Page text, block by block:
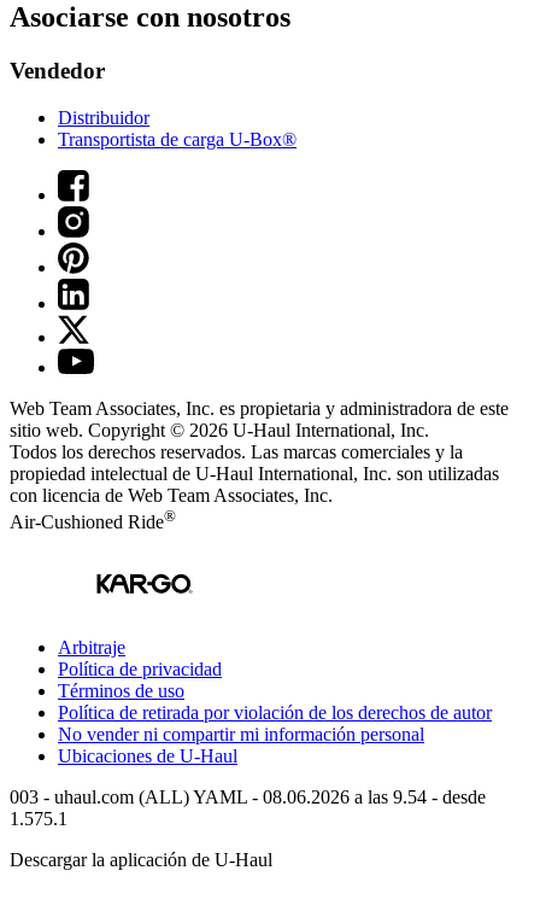
Asociarse con nosotros
Vendedor
Distribuidor
Transportista de carga U-Box®
Web Team Associates, Inc. es propietaria y administradora de este
sitio web. Copyright © 2026 U-Haul International, Inc.
Todos los derechos reservados. Las marcas comerciales y la
propiedad intelectual de U-Haul International, Inc. son utilizadas
con licencia de Web Team Associates, Inc.
Air-Cushioned Ride®
Arbitraje
Política de privacidad
Términos de uso
Política de retirada por violación de los derechos de autor
No vender ni compartir mi información personal
Ubicaciones de U-Haul
003 - uhaul.com (ALL) YAML - 08.06.2026 a las 9.54 - desde
1.575.1
Descargar la aplicación de U-Haul